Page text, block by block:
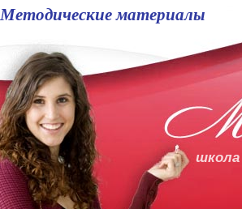
Методические материалы